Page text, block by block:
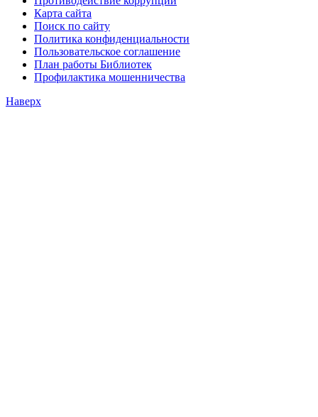
Карта сайта
Поиск по сайту
Политика конфиденциальности
Пользовательское соглашение
План работы Библиотек
Профилактика мошенничества
Наверх